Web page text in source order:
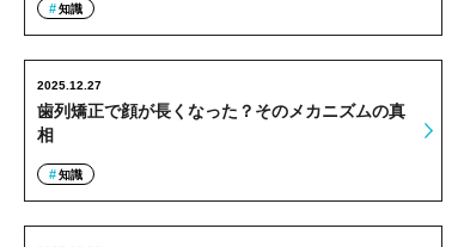
知識
歯列矯正で顔が長くなった？そのメカニズムの真
相
2025.12.27
知識